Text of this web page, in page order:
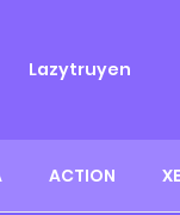
Lazytruyen
ACTION